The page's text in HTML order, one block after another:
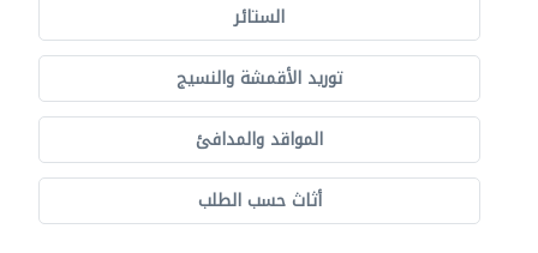
الستائر
توريد الأقمشة والنسيج
المواقد والمدافئ
أثاث حسب الطلب